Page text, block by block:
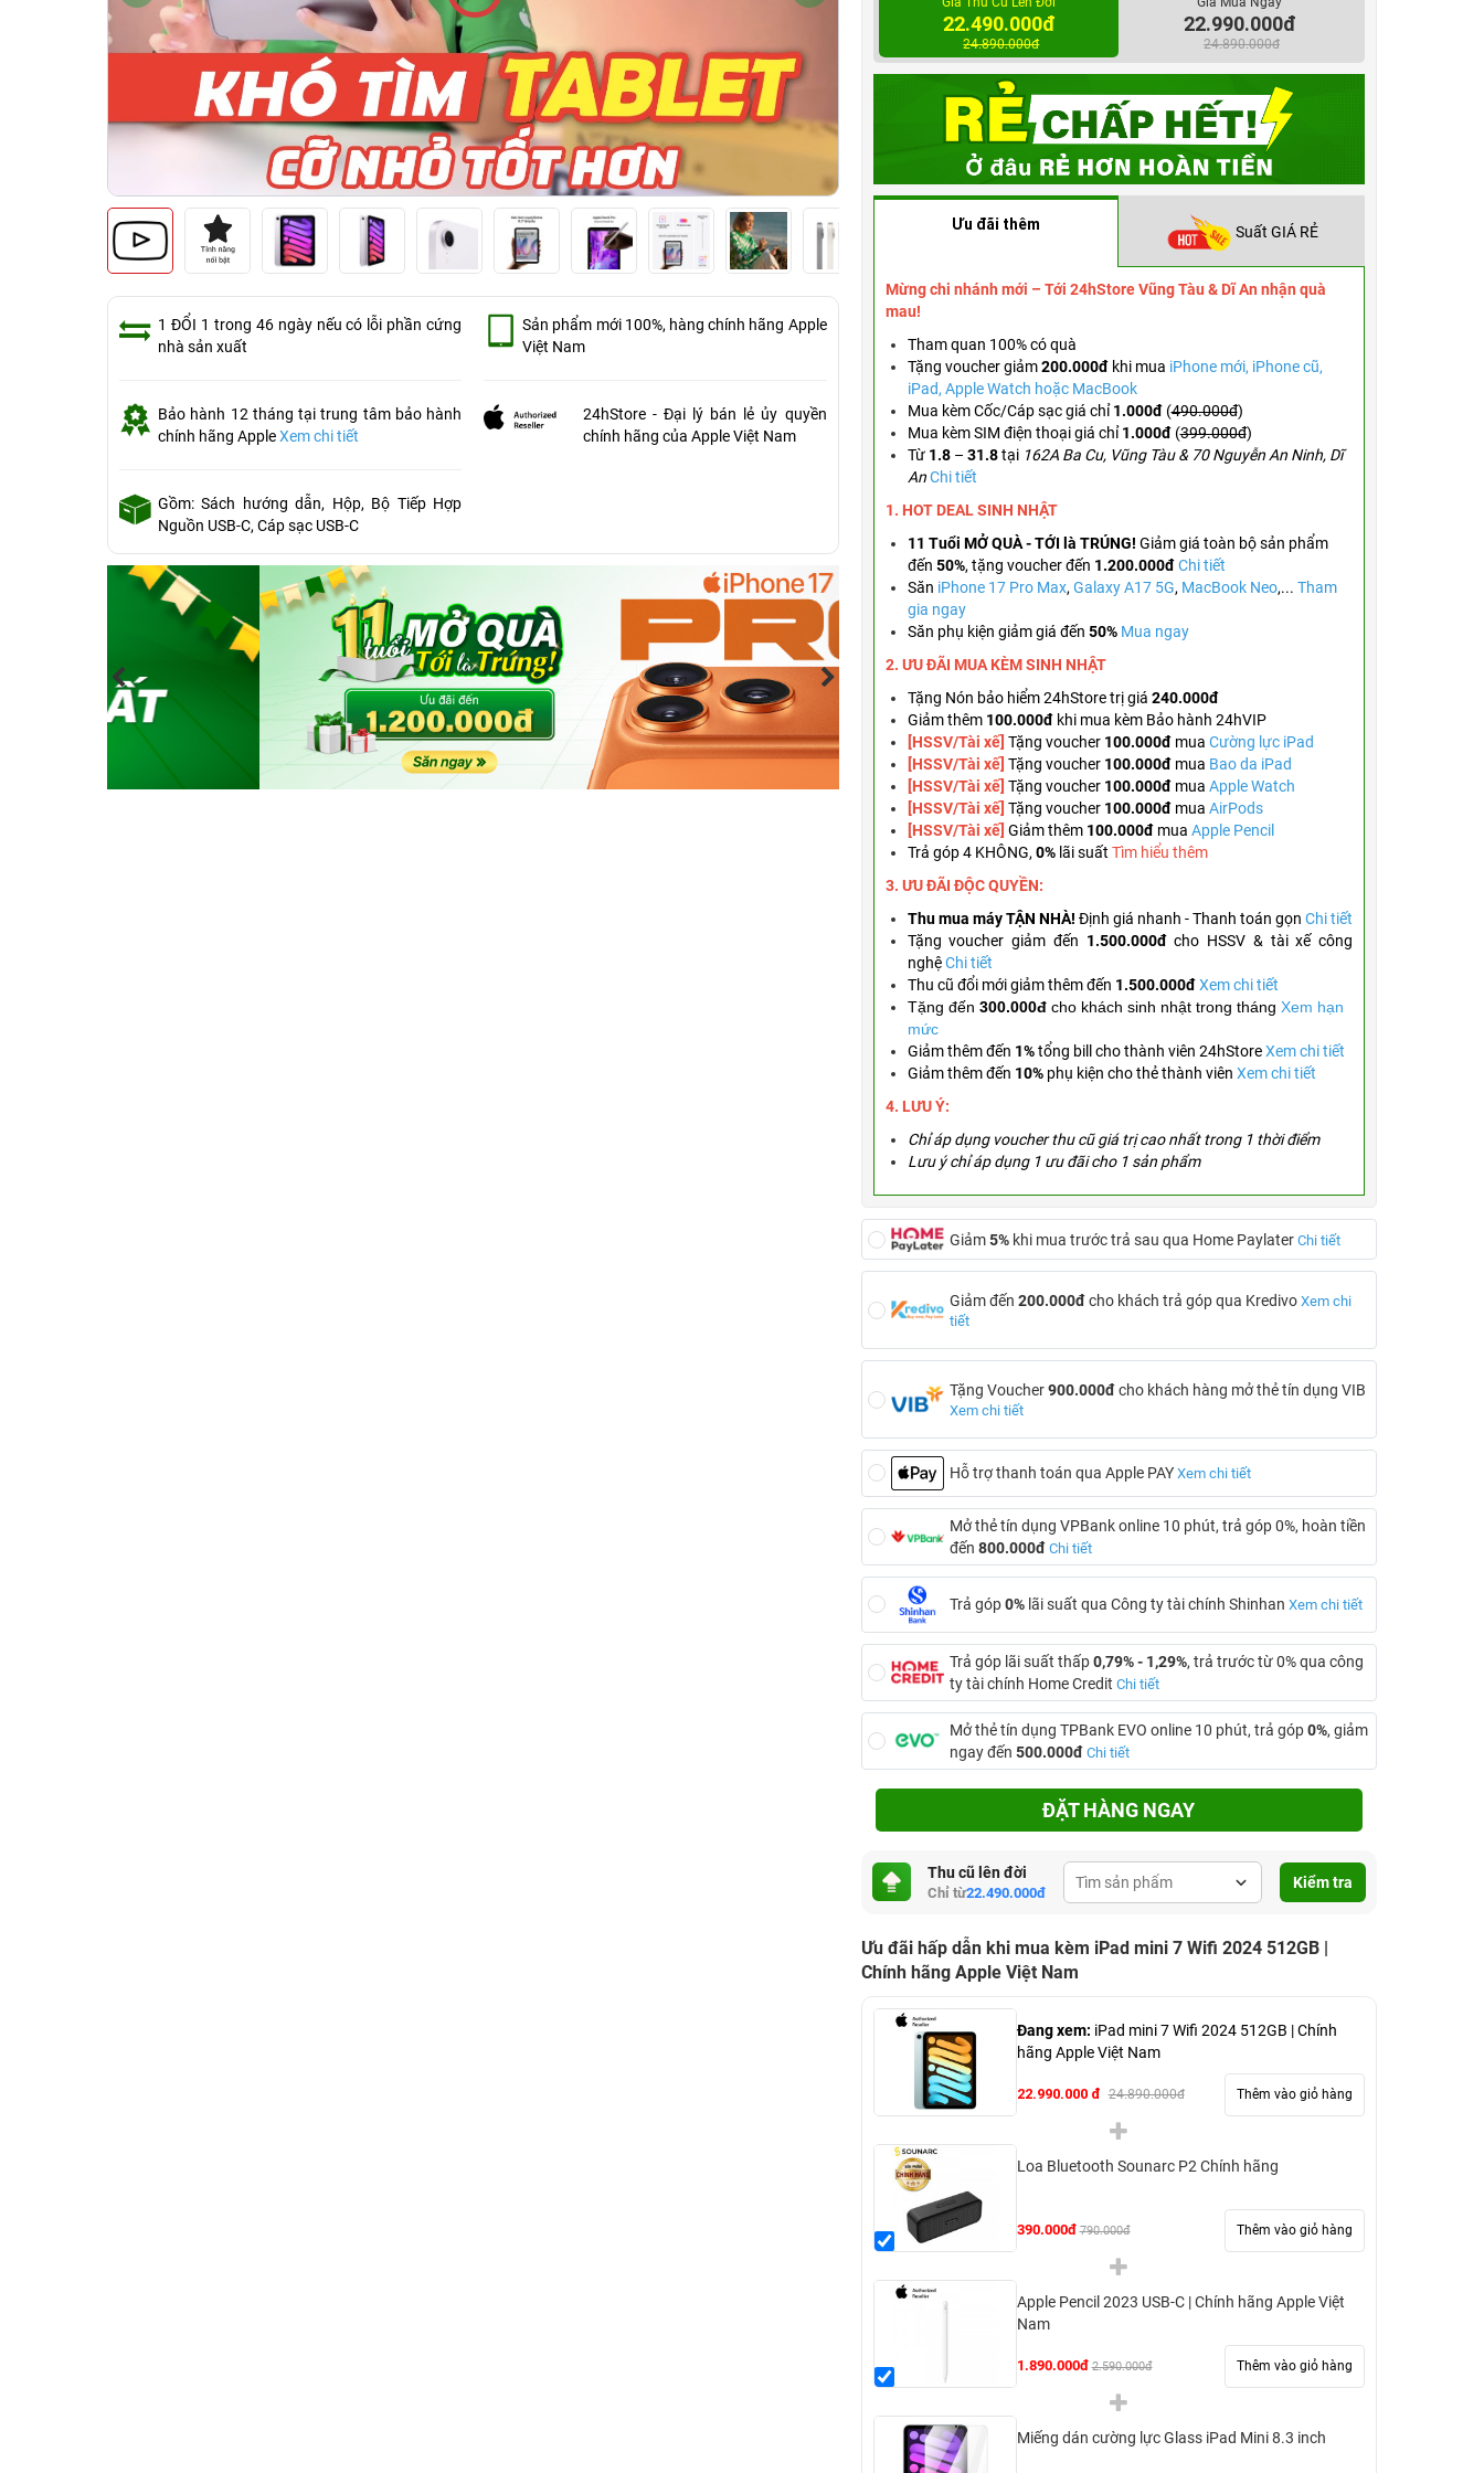
Apple Pencil để viết tại bất kỳ trường văn bản
sẵn sàng các ứng dụng trên App Store.
Các camera tiên tiến - Camera trước Ultra Wide
và Camera sau Wide 12MP với flash True Tone,
hảo để quét tài liệu, chụp ảnh và quay video 4K
KẾT NỐI - Wi-Fi 6E đem đến cho bạn kết nối
nhanh để chuyển nhanh ảnh, tài liệu và tệp video
1 ĐỔI 1 trong 46 ngày nếu có lỗi phần cứng
nhà sản xuất
Bảo hành 12 tháng tại trung tâm bảo hành
chính hãng AppleXem chi tiết
Gồm: Sách hướng dẫn, Hộp, Bộ Tiếp Hợp
Nguồn USB-C, Cáp sạc USB-C
Sản phẩm mới 100%, hàng chính hãng Apple
Việt Nam
24hStore - Đại lý bán lẻ ủy quyền
chính hãng của Apple Việt Nam
22.490.000đ
24.890.000đ
22.990.000đ
24.890.000đ
Ưu đãi thêm Suất GIÁ RẺ
Mừng chi nhánh mới – Tới 24hStore Vũng Tàu & Dĩ An nhận quà
mau!
Tham quan 100% có quà
Tặng voucher giảm200.000đ khi mua iPhone mới, iPhone cũ,
iPad, Apple Watch hoặc MacBook
Mua kèm Cốc/Cáp sạc giá chỉ1.000đ (490.000đ)
Mua kèm SIM điện thoại giá chỉ1.000đ (399.000đ)
Từ 1.8 – 31.8tại 162A Ba Cu, Vũng Tàu & 70 Nguyễn An Ninh, Dĩ
AnChi tiết
1. HOT DEAL SINH NHẬT
11 Tuổi MỞ QUÀ - TỚI là TRÚNG! Giảm giá toàn bộ sản phẩm
đến 50%, tặng voucher đến 1.200.000đ Chi tiết
Săn iPhone 17 Pro Max, Galaxy A17 5G, MacBook Neo,... Tham
gia ngay
Săn phụ kiện giảm giá đến 50% Mua ngay
2. ƯU ĐÃI MUA KÈMSINH NHẬT
Tặng Nón bảo hiểm 24hStore trị giá 240.000đ
Giảm thêm 100.000đ khi mua kèm Bảo hành 24hVIP
[HSSV/Tài xế] Tặng voucher 100.000đmua Cường lực iPad
[HSSV/Tài xế] Tặng voucher 100.000đmua Bao da iPad
[HSSV/Tài xế] Tặng voucher 100.000đ mua Apple Watch
[HSSV/Tài xế] Tặng voucher 100.000đ mua AirPods
[HSSV/Tài xế] Giảm thêm 100.000đ mua Apple Pencil
Trả góp 4 KHÔNG, 0%lãi suất Tìm hiểu thêm
3. ƯU ĐÃI ĐỘC QUYỀN:
Thu mua máy TẬN NHÀ! Định giá nhanh - Thanh toán gọn Chi tiết
Tặng voucher giảm đến 1.500.000đcho HSSV & tài xế công
nghệ Chi tiết
Thu cũ đổi mới giảm thêm đến 1.500.000đ Xem chi tiết
Tặng đến 300.000đcho khách sinh nhật trong tháng Xem hạn
mức
Giảm thêm đến 1%tổng bill cho thành viên 24hStoreXem chi tiết
Giảm thêm đến 10%phụ kiện cho thẻ thành viên Xem chi tiết
4. LƯU Ý:
Chỉ áp dụng voucher thu cũ giá trị cao nhất trong 1 thời điểm
Lưu ý chỉ áp dụng 1 ưu đãi cho 1 sản phẩm
Giảm5%khi mua trước trả sau qua Home Paylater Chi tiết
Giảm đến 200.000đcho khách trả góp qua Kredivo Xem chi
tiết
Tặng Voucher900.000đcho khách hàng mở thẻ tín dụng VIB
Xem chi tiết
Hỗ trợ thanh toán qua Apple PAY Xem chi tiết
Mở thẻ tín dụng VPBank online 10 phút, trả góp 0%, hoàn tiền
đến 800.000đ Chi tiết
Trả góp0%lãi suất qua Công ty tài chính Shinhan Xem chi tiết
Trả góp lãi suất thấp0,79% - 1,29%, trả trước từ 0% qua công
ty tài chính Home Credit Chi tiết
Mở thẻ tín dụng TPBank EVO online 10 phút, trả góp0%, giảm
ngay đến 500.000đ Chi tiết
ĐẶT HÀNG NGAY
Thu cũ lên đời
Chỉ từ22.490.000đ
Kiểm tra
Ưu đãi hấp dẫn khi mua kèm iPad mini 7 Wifi 2024 512GB |
Chính hãng Apple Việt Nam
Đang xem: iPad mini 7 Wifi 2024 512GB | Chính
hãng Apple Việt Nam
22.990.000 đ 24.890.000đ Thêm vào giỏ hàng
Loa Bluetooth Sounarc P2 Chính hãng
390.000đ 790.000đ Thêm vào giỏ hàng
Apple Pencil 2023 USB-C | Chính hãng Apple Việt
Nam
1.890.000đ 2.590.000đ Thêm vào giỏ hàng
Miếng dán cường lực Glass iPad Mini 8.3 inch